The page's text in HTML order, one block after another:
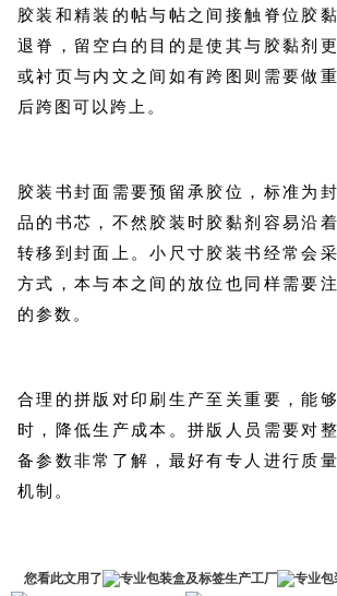
胶装和精装的帖与帖之间接触脊位胶
退脊，留空白的目的是使其与胶黏剂
或衬页与内文之间如有跨图则需要做
后跨图可以跨上。
胶装书封面需要预留承胶位，标准为
品的书芯，不然胶装时胶黏剂容易沿
转移到封面上。小尺寸胶装书经常会
方式，本与本之间的放位也同样需要
的参数。
合理的拼版对印刷生产至关重要，能
时，降低生产成本。拼版人员需要对
备参数非常了解，最好有专人进行质
机制。
您看此文用了